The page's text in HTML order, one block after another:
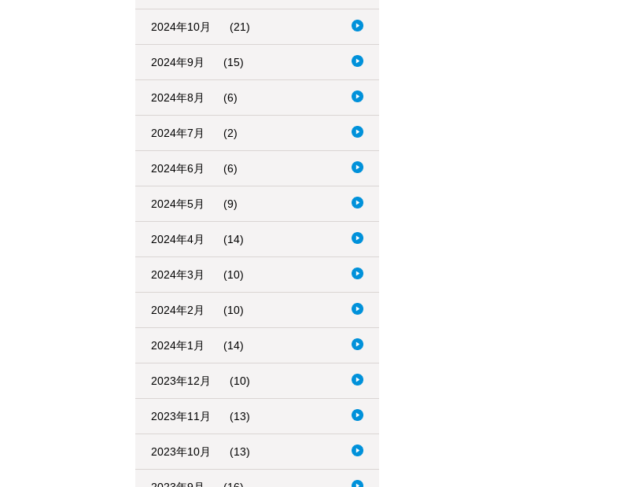
2024年10月 (21)
2024年9月 (15)
2024年8月 (6)
2024年7月 (2)
2024年6月 (6)
2024年5月 (9)
2024年4月 (14)
2024年3月 (10)
2024年2月 (10)
2024年1月 (14)
2023年12月 (10)
2023年11月 (13)
2023年10月 (13)